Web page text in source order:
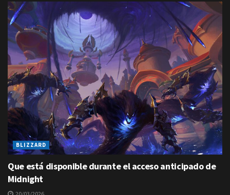
BLIZZARD
Que está disponible durante el acceso anticipado de
Midnight